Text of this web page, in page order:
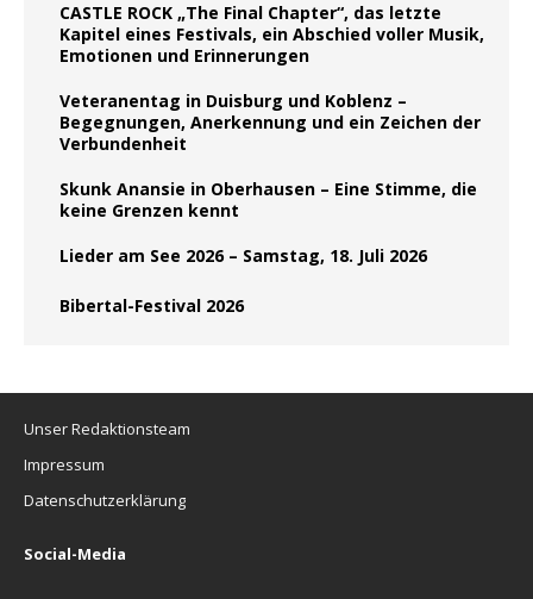
CASTLE ROCK „The Final Chapter“, das letzte
Kapitel eines Festivals, ein Abschied voller Musik,
Emotionen und Erinnerungen
Veteranentag in Duisburg und Koblenz –
Begegnungen, Anerkennung und ein Zeichen der
Verbundenheit
Skunk Anansie in Oberhausen – Eine Stimme, die
keine Grenzen kennt
Lieder am See 2026 – Samstag, 18. Juli 2026
Bibertal-Festival 2026
Unser Redaktionsteam
Impressum
Datenschutzerklärung
Social-Media